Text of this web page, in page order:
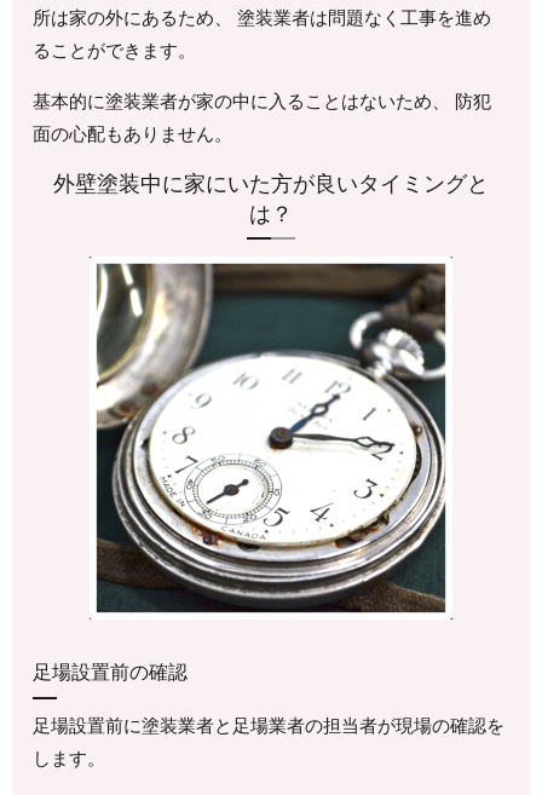
所は家の外にあるため、 塗装業者は問題なく工事を進め
ることができます。
基本的に塗装業者が家の中に入ることはないため、 防犯
面の心配もありません。
外壁塗装中に家にいた方が良いタイミングと
は？
足場設置前の確認
足場設置前に塗装業者と足場業者の担当者が現場の確認を
します。